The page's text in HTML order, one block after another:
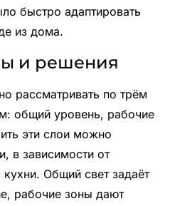
быстро адаптировать
из дома.
и решения
рассматривать по трём
общий уровень, рабочие
эти слои можно
в зависимости от
Общий свет задаёт
рабочие зоны дают